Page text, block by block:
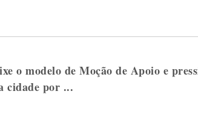
o modelo de Moção de Apoio e
cidade por ...